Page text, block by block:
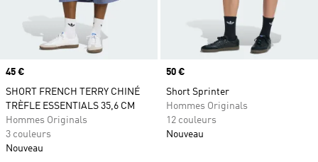
Prix
45 €
SHORT FRENCH TERRY CHINÉ
TRÈFLE ESSENTIALS 35,6 CM
Hommes Originals
3 couleurs
Nouveau
Prix
50 €
Short Sprinter
Hommes Originals
12 couleurs
Nouveau